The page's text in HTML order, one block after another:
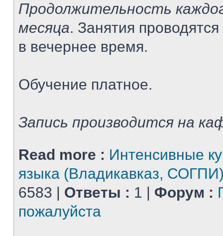
Продолжительность
месяца. Занятия
в вечернее время.
Обучение платное.
Запись производится на
Read more : Интенсивные
языка (Владикавказ,
6583 | Ответы : 1 | Форум :
пожалуйста